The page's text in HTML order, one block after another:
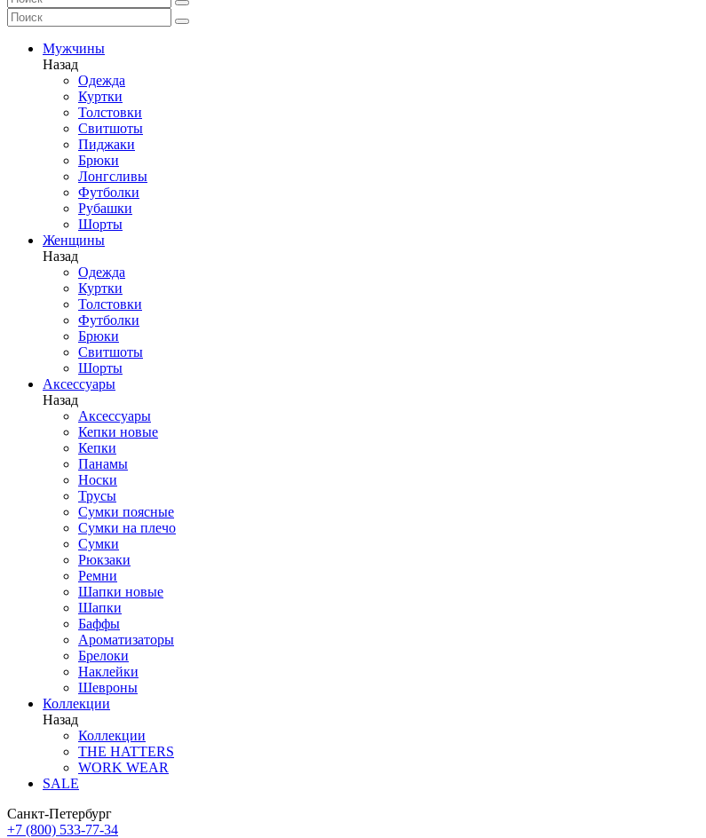
Мужчины
Назад
Одежда
Куртки
Толстовки
Свитшоты
Пиджаки
Брюки
Лонгсливы
Футболки
Рубашки
Шорты
Женщины
Назад
Одежда
Куртки
Толстовки
Футболки
Брюки
Свитшоты
Шорты
Аксессуары
Назад
Аксессуары
Кепки новые
Кепки
Панамы
Носки
Трусы
Сумки поясные
Сумки на плечо
Сумки
Рюкзаки
Ремни
Шапки новые
Шапки
Баффы
Ароматизаторы
Брелоки
Наклейки
Шевроны
Коллекции
Назад
Коллекции
THE HATTERS
WORK WEAR
SALE
Санкт-Петербург
+7 (800) 533-77-34